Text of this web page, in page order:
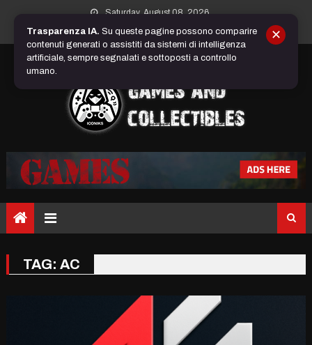
content
Saturday, August 08, 2026
TAG: AC
Trasparenza IA. Su queste pagine possono comparire
contenuti generati o assistiti da sistemi di intelligenza
artificiale, sempre segnalati e sottoposti a controllo
umano.
✕